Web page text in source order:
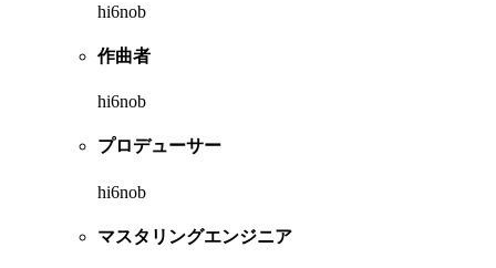
hi6nob
作曲者
hi6nob
プロデューサー
hi6nob
マスタリングエンジニア